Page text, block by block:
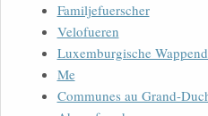
Familjefuerscher
Velofueren
Luxemburgische
Me
Communes au Grand-